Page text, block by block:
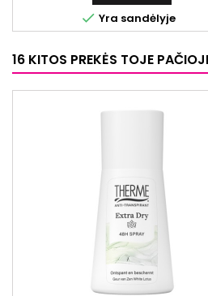
 Yra sandėlyje
16 KITOS PREKĖS TOJE